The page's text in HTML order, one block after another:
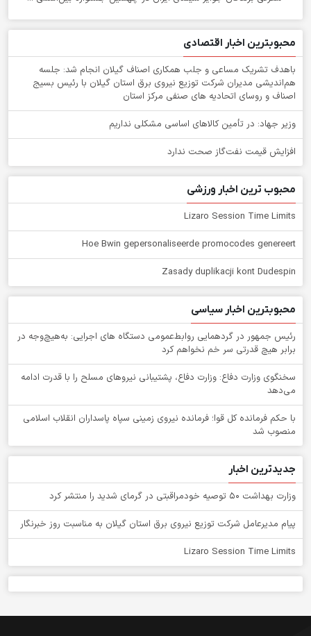
محبوبترین اخبار اقتصادی
باهدف تشریک مساعی و جلب همکاری اصناف گیلان انجام شد: جلسه
هم‌اندیشی مدیران شركت توزیع نیروی برق استان گیلان با رئیس بسیج
اصناف و روسای اتحادیه های صنفی مركز استان
وزیر جهاد: در تأمین کالاهای اساسی مشکلی نداریم
افزایش قیمت نفت‌گاز صحت ندارد
محبوب ترین اخبار ورزشی
Lizaro Session Time Limits
Hoe Bwin gepersonaliseerde promocodes genereert
Zasady duplikacji kont Dudespin
محبوبترین اخبار سیاسی
رئیس جمهور در گردهمایی روابط‌عمومی دستگاه های اجرایی: به‌هیچ‌وجه در
برابر هیچ قدرتی سر خم نخواهم کرد
سخنگوی وزارت دفاع: وزارت دفاع، پشتیبانی نیرو‌های مسلح را با قدرت ادامه
می‌دهد
با حکم فرمانده کل قوا؛ فرمانده نیروی زمینی سپاه پاسداران انقلاب اسلامی
منصوب شد
جدیدترین اخبار
وزارت بهداشت ۵۰ توصیه خودمراقبتی در گرمای شدید را منتشر کرد
پیام مدیرعامل شركت توزیع نیروی برق استان گیلان به مناسبت روز خبرنگار ‌
Lizaro Session Time Limits